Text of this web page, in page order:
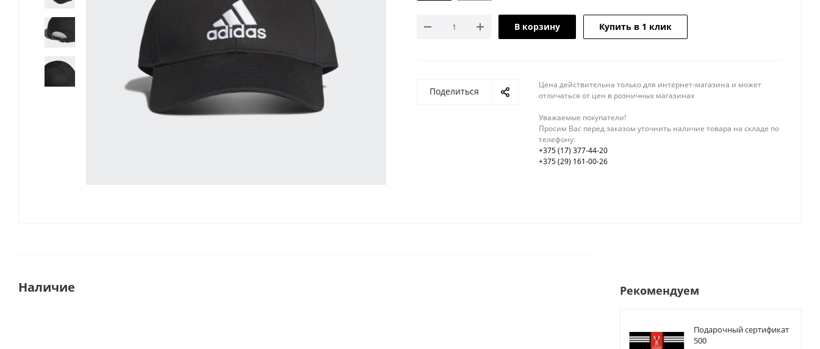
В корзину Купить в 1 клик
Поделиться
Цена действительна только для интернет-магазина и может
отличаться от цен в розничных магазинах
Уважаемые покупатели!
Просим Вас перед заказом уточнить наличие товара на складе по
телефону:
+375 (17) 377-44-20
+375 (29) 161-00-26
Наличие Рекомендуем
Подарочный сертификат
500